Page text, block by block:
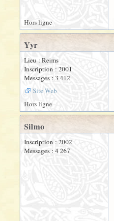
Hors ligne
Yyr
Lieu : Reims
Inscription : 2001
Messages : 3 412
Site Web
Hors ligne
Silmo
Inscription : 2002
Messages : 4 267